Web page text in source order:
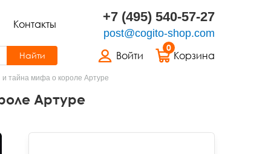
Контакты +7 (495) 540-57-27
post@cogito-shop.com
Войти
0
Корзина
Найти
тайна мифа о короле Артуре
Артуре